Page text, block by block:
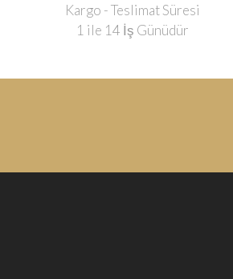
Kargo - Teslimat Süresi
1 ile 14 İş Günüdür